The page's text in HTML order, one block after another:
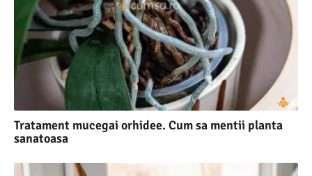
Tratament mucegai orhidee. Cum sa mentii planta
sanatoasa